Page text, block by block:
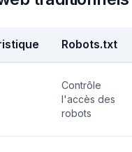
Robots.txt
Contrôle
l'accès des
robots